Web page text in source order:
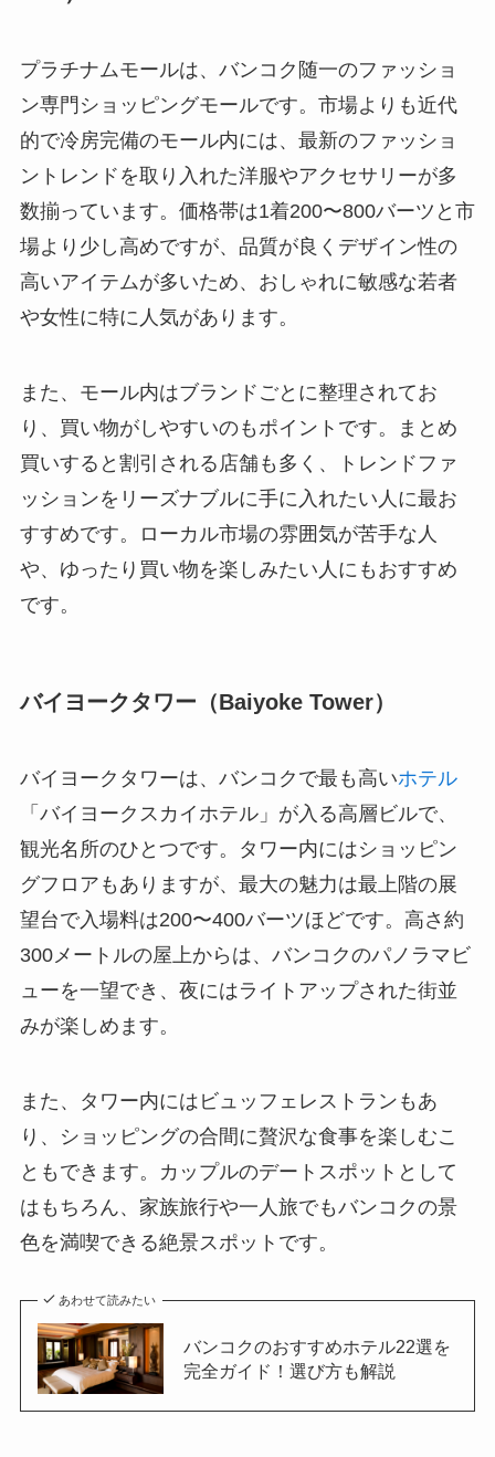
プラチナムモールは、バンコク随一のファッショ
ン専門ショッピングモールです。市場よりも近代
的で冷房完備のモール内には、最新のファッショ
ントレンドを取り入れた洋服やアクセサリーが多
数揃っています。価格帯は1着200〜800バーツと市
場より少し高めですが、品質が良くデザイン性の
高いアイテムが多いため、おしゃれに敏感な若者
や女性に特に人気があります。
また、モール内はブランドごとに整理されてお
り、買い物がしやすいのもポイントです。まとめ
買いすると割引される店舗も多く、トレンドファ
ッションをリーズナブルに手に入れたい人に最お
すすめです。ローカル市場の雰囲気が苦手な人
や、ゆったり買い物を楽しみたい人にもおすすめ
です。
バイヨークタワー（Baiyoke Tower）
バイヨークタワーは、バンコクで最も高いホテル
「バイヨークスカイホテル」が入る高層ビルで、
観光名所のひとつです。タワー内にはショッピン
グフロアもありますが、最大の魅力は最上階の展
望台で入場料は200〜400バーツほどです。高さ約
300メートルの屋上からは、バンコクのパノラマビ
ューを一望でき、夜にはライトアップされた街並
みが楽しめます。
また、タワー内にはビュッフェレストランもあ
り、ショッピングの合間に贅沢な食事を楽しむこ
ともできます。カップルのデートスポットとして
はもちろん、家族旅行や一人旅でもバンコクの景
色を満喫できる絶景スポットです。
あわせて読みたい
バンコクのおすすめホテル22選を
完全ガイド！選び方も解説